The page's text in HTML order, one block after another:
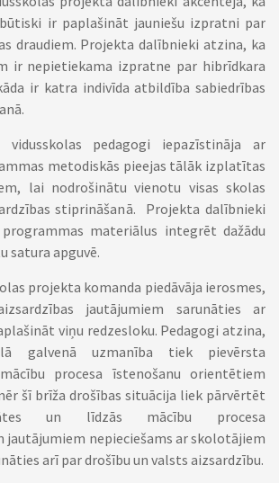
ir paplašināt jauniešu izpratni par
draudiem. Projekta dalībnieki atzina, ka
ir nepietiekama izpratne par hibrīdkara
ir katra indivīda atbildība sabiedrības
vidusskolas pedagogi iepazīstināja ar
metodiskās pieejas tālāk izplatītas
lai nodrošinātu vienotu visas skolas
stiprināšanā. Projekta dalībnieki
materiālus integrēt dažādu
satura apguvē.
projekta komanda piedāvāja ierosmes,
jautājumiem sarunāties ar
viņu redzesloku. Pedagogi atzina,
galvenā uzmanība tiek pievērsta
procesa īstenošanu orientētiem
šī brīža drošības situācija liek pārvērtēt
un līdzās mācību procesa
nepieciešams ar skolotājiem
arī par drošību un valsts aizsardzību.